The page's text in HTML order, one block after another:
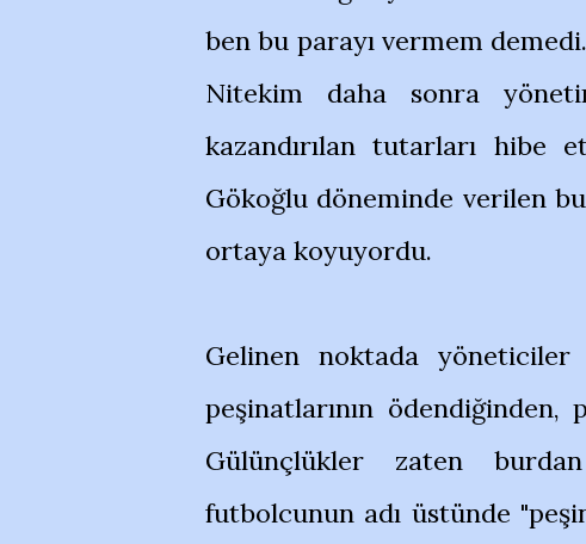
ben bu parayı vermem
Nitekim daha sonra
kazandırılan tutarları hibe
Gökoğlu döneminde verilen
ortaya koyuyordu.
Gelinen noktada yöneticiler
peşinatlarının ödendiğinden,
Gülünçlükler zaten
futbolcunun adı üstünde